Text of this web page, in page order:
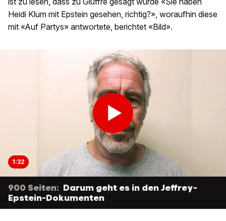
Heidi Klum mit Epstein gesehen, richtig?», woraufhin diese
mit «Auf Partys» antwortete, berichtet «Bild».
1:32
900 Seiten: Darum geht es in den Jeffrey-
Epstein-Dokumenten